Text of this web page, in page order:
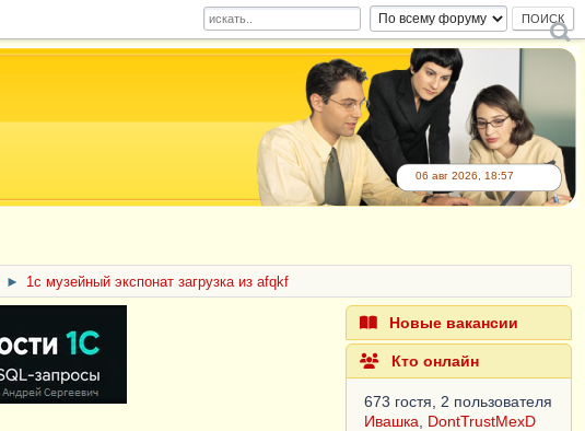
06 авг 2026, 18:57
► 1с музейный экспонат загрузка из afqkf
Новые вакансии
Кто онлайн
673 гостя, 2 пользователя
Ивашка
DontTrustMexD